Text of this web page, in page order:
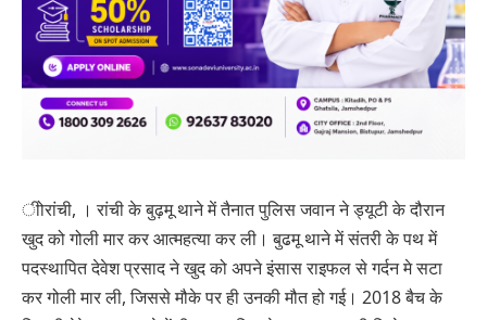
ीोरांची, । रांची के बुढ़मू थाने में तैनात पुलिस जवान ने ड्यूटी के दौरान
खुद को गोली मार कर आत्महत्या कर ली। बुढमू थाने में संतरी के पथ में
पदस्थापित देवेश प्रसाद ने खुद को अपने इंसास राइफल से गर्दन मे सटा
कर गोली मार ली, जिससे मौके पर ही उनकी मौत हो गई। 2018 बैच के